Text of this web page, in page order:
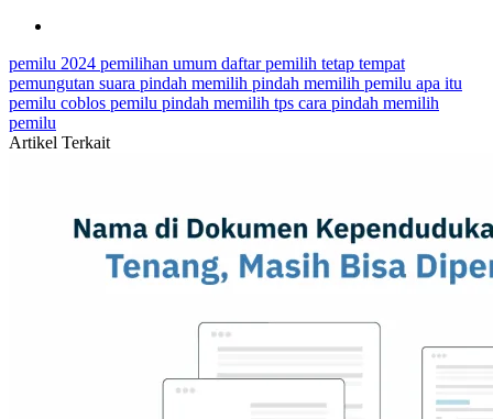
pemilu 2024 pemilihan umum daftar pemilih tetap tempat
pemungutan suara pindah memilih pindah memilih pemilu apa itu
pemilu coblos pemilu pindah memilih tps cara pindah memilih
pemilu
Artikel Terkait